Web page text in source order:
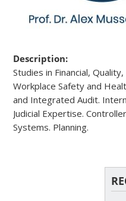
Description:
Studies in Financial,
Workplace Safety and
and Integrated Audit.
Judicial Expertise.
Systems. Planning.